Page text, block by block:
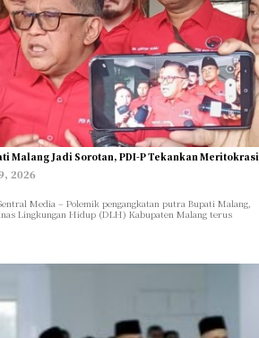
Malang Jadi Sorotan, PDI-P Tekankan Meritokrasi
2026
Media – Polemik pengangkatan putra Bupati Malang,
Lingkungan Hidup (DLH) Kabupaten Malang terus